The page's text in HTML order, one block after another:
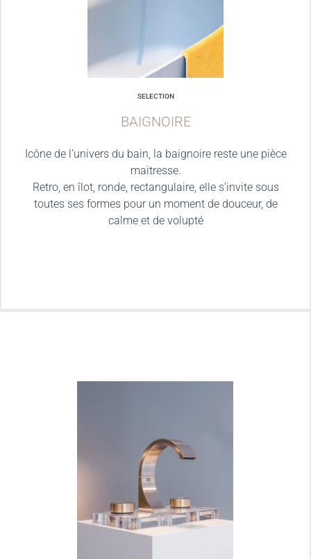
SELECTION
BAIGNOIRE
Icône de l’univers du bain, la baignoire reste une pièce
maitresse.
Retro, en îlot, ronde, rectangulaire, elle s’invite sous
toutes ses formes pour un moment de douceur, de
calme et de volupté